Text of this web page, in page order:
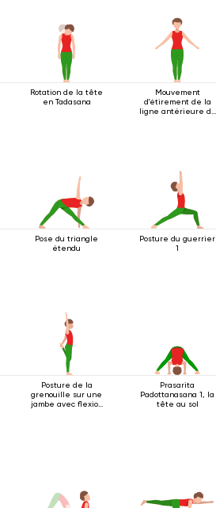
Rotation de la tête
en Tadasana
Mouvement
d'étirement de la
ligne antérieure du
Pose du triangle
étendu
Posture du guerrier
1
Posture de la
grenouille sur une
jambe avec flexion
Prasarita
Padottanasana 1, la
tête au sol